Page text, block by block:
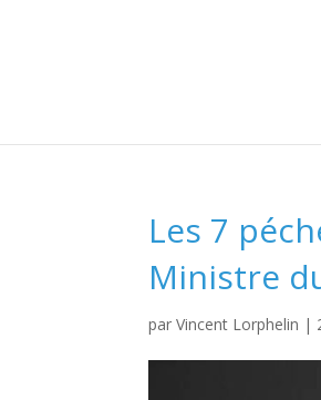
Les 7
Ministre
parVincent Lorphelin |